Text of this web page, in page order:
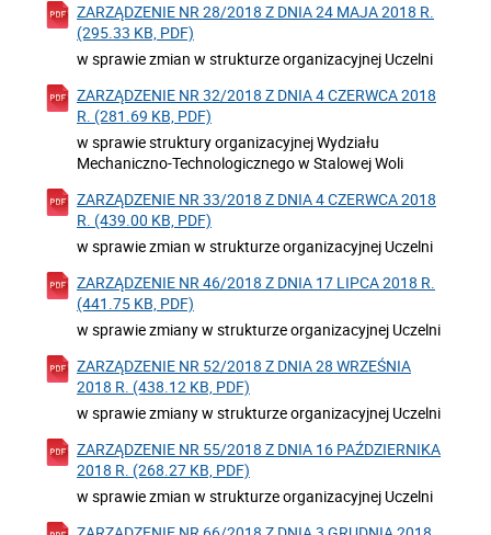
ZARZĄDZENIE NR 28/2018 Z DNIA 24 MAJA 2018 R.
(295.33 KB, PDF)
w sprawie zmian w strukturze organizacyjnej Uczelni
ZARZĄDZENIE NR 32/2018 Z DNIA 4 CZERWCA 2018
R. (281.69 KB, PDF)
w sprawie struktury organizacyjnej Wydziału
Mechaniczno-Technologicznego w Stalowej Woli
ZARZĄDZENIE NR 33/2018 Z DNIA 4 CZERWCA 2018
R. (439.00 KB, PDF)
w sprawie zmian w strukturze organizacyjnej Uczelni
ZARZĄDZENIE NR 46/2018 Z DNIA 17 LIPCA 2018 R.
(441.75 KB, PDF)
w sprawie zmiany w strukturze organizacyjnej Uczelni
ZARZĄDZENIE NR 52/2018 Z DNIA 28 WRZEŚNIA
2018 R. (438.12 KB, PDF)
w sprawie zmiany w strukturze organizacyjnej Uczelni
ZARZĄDZENIE NR 55/2018 Z DNIA 16 PAŹDZIERNIKA
2018 R. (268.27 KB, PDF)
w sprawie zmian w strukturze organizacyjnej Uczelni